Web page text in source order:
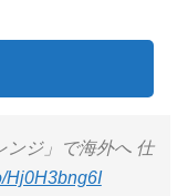
ジ」で海外へ 仕
Hj0H3bng6I